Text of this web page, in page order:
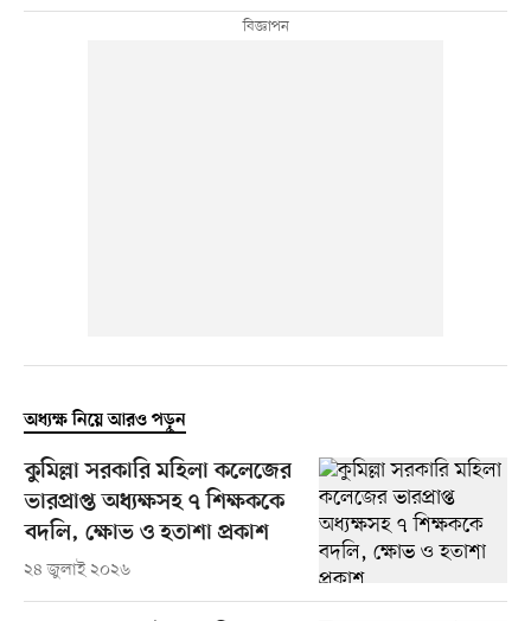
অধ্যক্ষ নিয়ে আরও পড়ুন
কুমিল্লা সরকারি মহিলা কলেজের
ভারপ্রাপ্ত অধ্যক্ষসহ ৭ শিক্ষককে
বদলি, ক্ষোভ ও হতাশা প্রকাশ
২৪ জুলাই ২০২৬